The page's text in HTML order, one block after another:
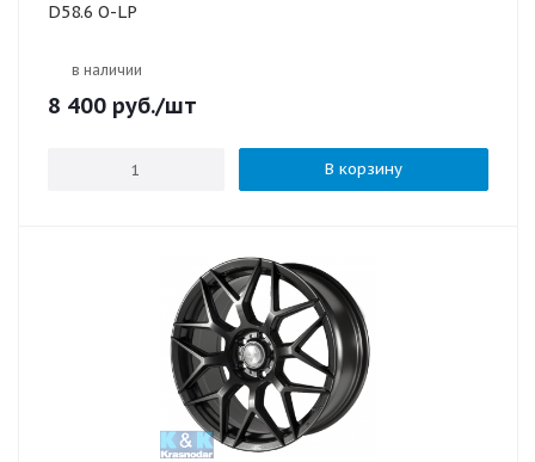
D58.6 O-LP
в наличии
8 400 руб./шт
В корзину